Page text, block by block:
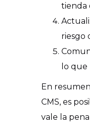
tienda
riesgo
lo
En
CMS, es
vale la